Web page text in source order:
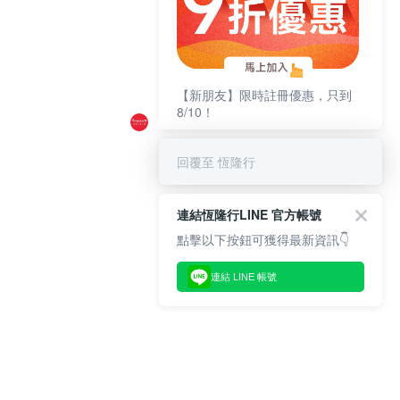
【新朋友】限時註冊優惠，只到
8/10！
回覆至 恆隆行
連結恆隆行LINE 官方帳號
點擊以下按鈕可獲得最新資訊👇
連結 LINE 帳號